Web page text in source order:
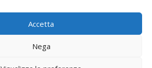
Accetta
Nega